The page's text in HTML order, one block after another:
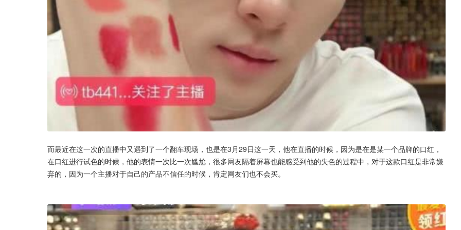
而最近在这一次的直播中又遇到了一个翻车现场，也是在3月29日这一天，他在直播的时候，因为是在是某一个品牌的口红，
在口红进行试色的时候，他的表情一次比一次尴尬，很多网友隔着屏幕也能感受到他的失色的过程中，对于这款口红是非常嫌
弃的，因为一个主播对于自己的产品不信任的时候，肯定网友们也不会买。